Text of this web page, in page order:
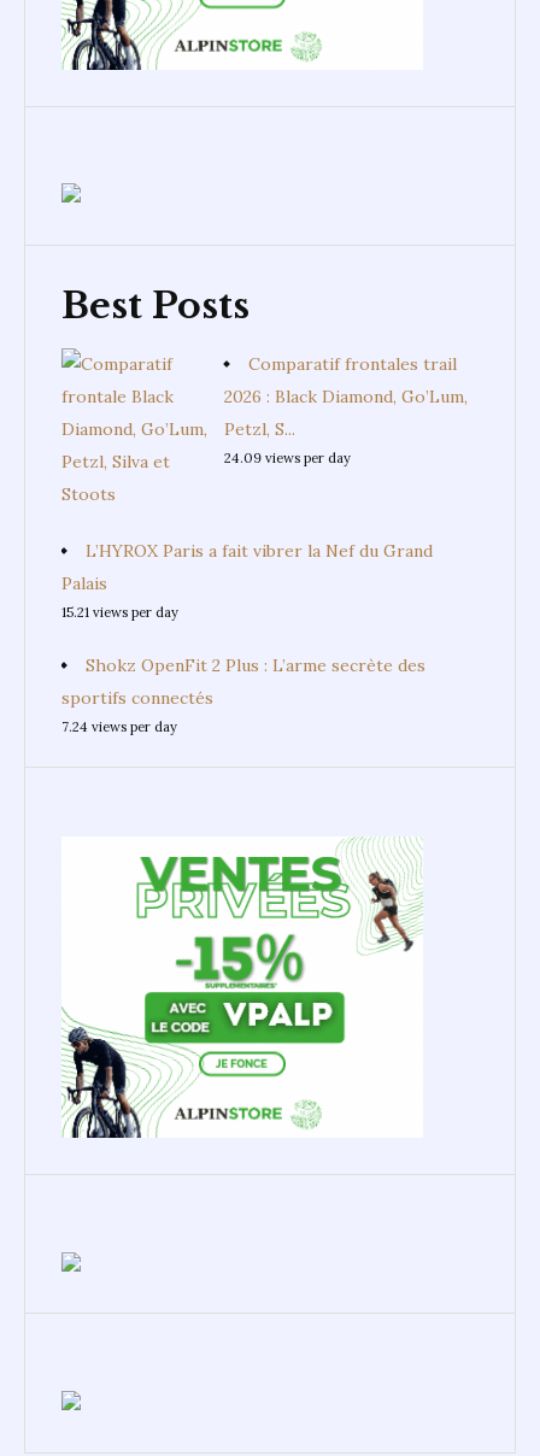
Best Posts
Comparatif frontales trail
2026 : Black Diamond, Go’Lum,
Petzl, S...
24.09 views per day
L’HYROX Paris a fait vibrer la Nef du Grand
Palais
15.21 views per day
Shokz OpenFit 2 Plus : L’arme secrète des
sportifs connectés
7.24 views per day